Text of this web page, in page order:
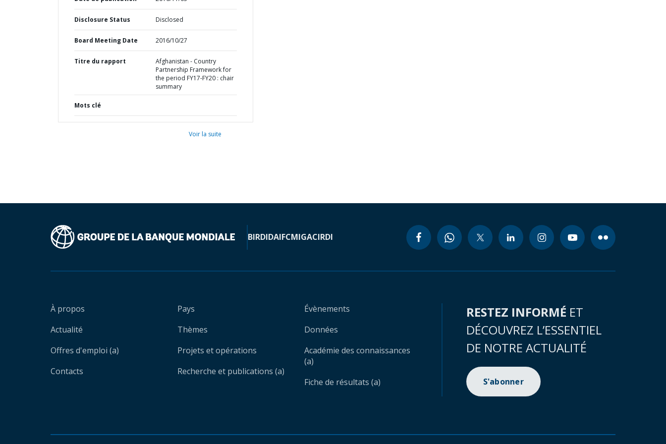
Disclosure Status Disclosed
Board Meeting Date 2016/10/27
Titre du rapport
Afghanistan - Country
Partnership Framework for
the period FY17-FY20 : chair
summary
Mots clé
Voir la suite
BIRDIDAIFCMIGACIRDI
À propos
Actualité
Offres d'emploi (a)
Contacts
Pays
Thèmes
Projets et opérations
Recherche et publications (a)
Évènements
Données
Académie des connaissances
(a)
Fiche de résultats (a)
RESTEZ INFORMÉ ET
DÉCOUVREZ L’ESSENTIEL
DE NOTRE ACTUALITÉ
S'abonner